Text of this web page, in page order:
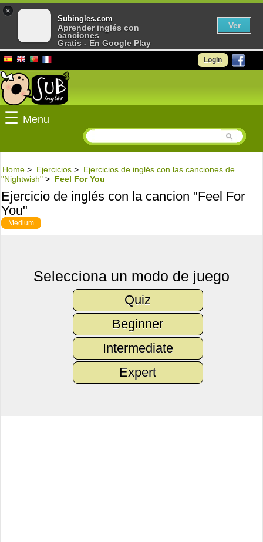
Login
☰ Menu
Home > Ejercicios > Ejercicios de inglés con las canciones de
"Nightwish" > Feel For You
Ejercicio de inglés con la cancion "Feel For
You"
Medium
Selecciona un modo de juego
Quiz
Beginner
Intermediate
Expert
×
Subingles.com
Aprender inglés con
canciones
Gratis - En Google Play
Ver